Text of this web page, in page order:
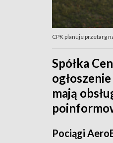
CPK planuje przetarg
Spółka
mają
Pociągi